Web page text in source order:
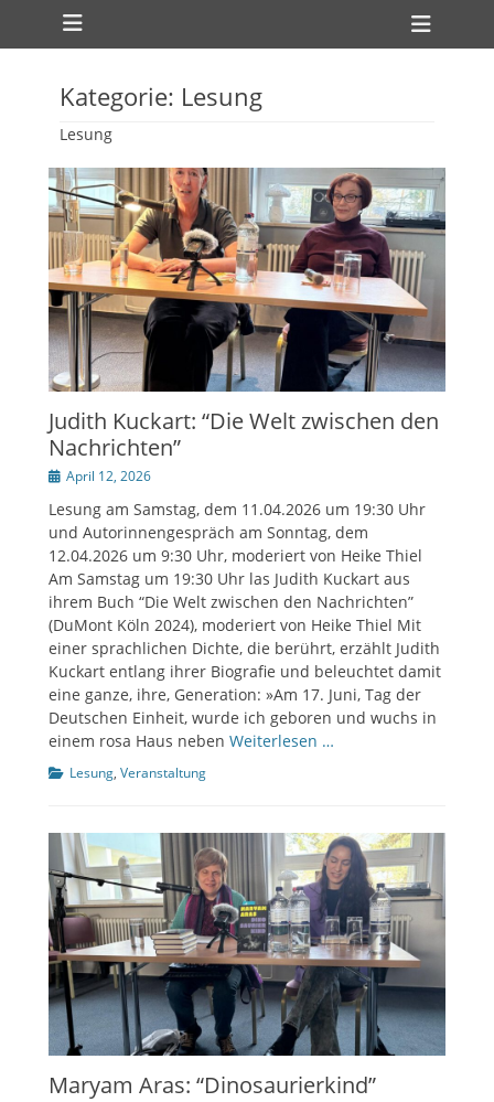
Primäres Menü
Zum
Inhalt
Kategorie: Lesung
Lesung
Judith Kuckart: “Die Welt zwischen den
Nachrichten”
Veröffentlicht
April 12, 2026
Lesung am Samstag, dem 11.04.2026 um 19:30 Uhr
und Autorinnengespräch am Sonntag, dem
12.04.2026 um 9:30 Uhr, moderiert von Heike Thiel
Am Samstag um 19:30 Uhr las Judith Kuckart aus
ihrem Buch “Die Welt zwischen den Nachrichten”
(DuMont Köln 2024), moderiert von Heike Thiel Mit
einer sprachlichen Dichte, die berührt, erzählt Judith
Kuckart entlang ihrer Biografie und beleuchtet damit
eine ganze, ihre, Generation: »Am 17. Juni, Tag der
Deutschen Einheit, wurde ich geboren und wuchs in
einem rosa Haus neben Weiterlesen …
Kategorien
Lesung, Veranstaltung
Maryam Aras: “Dinosaurierkind”